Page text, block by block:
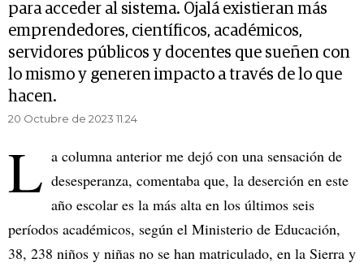
para acceder al sistema. Ojalá existieran más
emprendedores, científicos, académicos,
servidores públicos y docentes que sueñen con
lo mismo y generen impacto a través de lo que
hacen.
20 Octubre de 2023 11.24
L a columna anterior me dejó con una sensación de
desesperanza, comentaba que, la deserción en este
año escolar es la más alta en los últimos seis
períodos académicos, según el Ministerio de Educación,
38, 238 niños y niñas no se han matriculado, en la Sierra y